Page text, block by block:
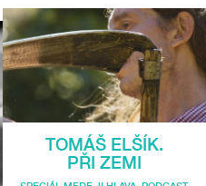
TOMÁŠ ELŠÍK.
PŘI ZEMI